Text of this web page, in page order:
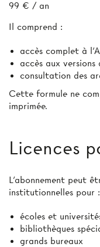
99 € / an
Il comprend :
accès complet à
accès aux versions
consultation des
Cette formule ne
imprimée.
Licences
L’abonnement peut
institutionnelles pour :
écoles et
bibliothèques
grands bureaux